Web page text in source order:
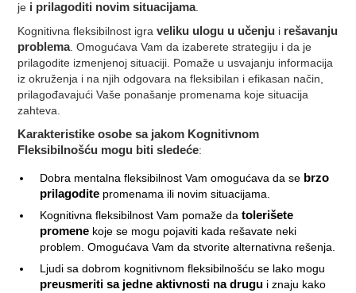
je i prilagoditi novim situacijama.
Kognitivna fleksibilnost igraveliku ulogu u učenju i rešavanju
problema. Omogućava Vam da izaberete strategiju i da je
prilagodite izmenjenoj situaciji. Pomaže u usvajanju informacija
iz okruženja i na njih odgovara na fleksibilan i efikasan način,
prilagođavajući Vaše ponašanje promenama koje situacija
zahteva.
Karakteristike osobe sa jakom Kognitivnom
Fleksibilnošću mogu biti sledeće:
Dobra mentalna fleksibilnost Vam omogućava da se brzo
prilagodite promenama ili novim situacijama.
Kognitivna fleksibilnost Vam pomaže datolerišete
promene koje se mogu pojaviti kada rešavate neki
problem. Omogućava Vam da stvorite alternativna rešenja.
Ljudi sa dobrom kognitivnom fleksibilnošću se lako mogu
preusmeriti sa jedne aktivnosti na drugu i znaju kako